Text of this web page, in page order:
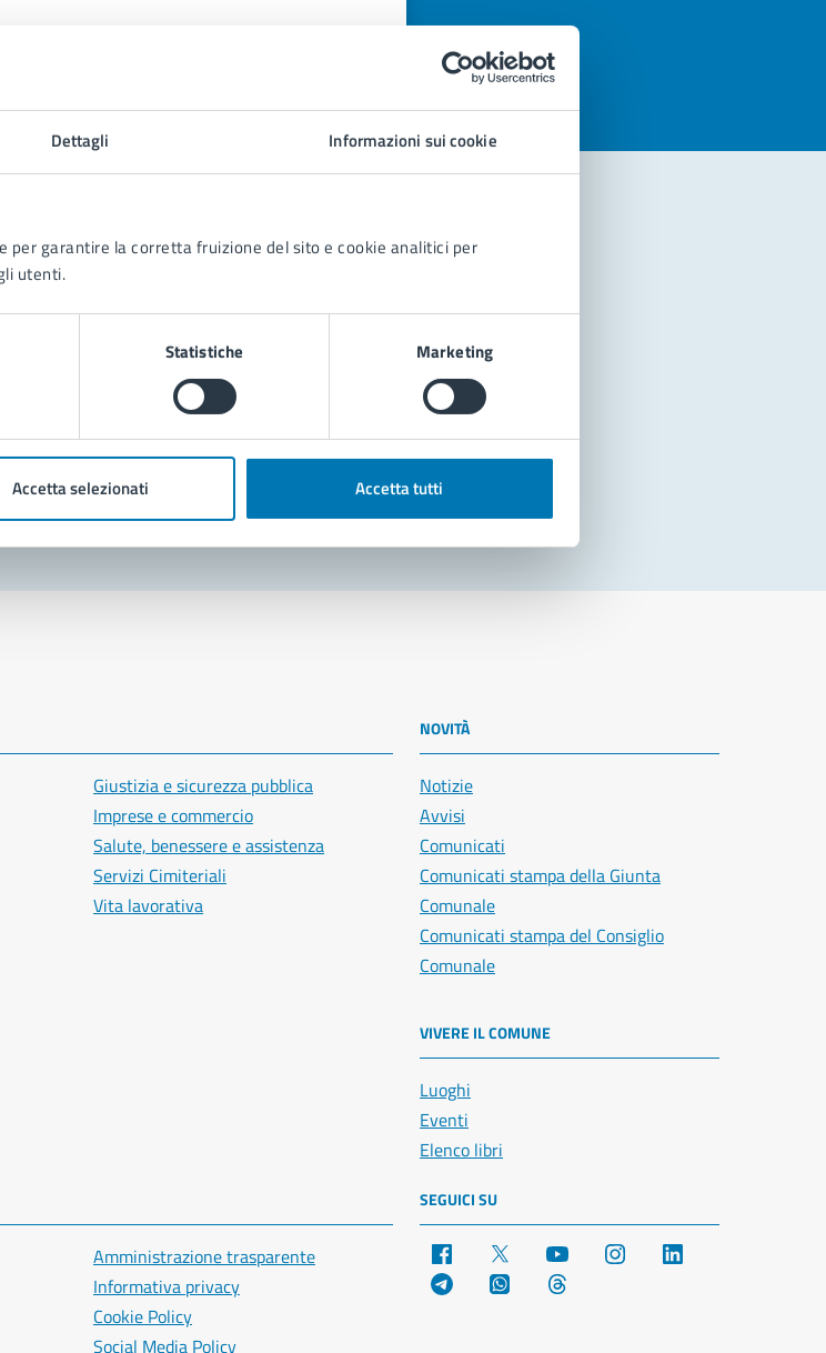
Dettagli Informazioni sui cookie
per garantire la corretta fruizione del sito e cookie analitici per
utenti.
Statistiche Marketing
Accetta selezionati Accetta tutti
a 5 stelle)
per valutare la chiarezza delle informazioni
Giustizia e sicurezza pubblica
Imprese e commercio
Salute, benessere e assistenza
Servizi Cimiteriali
Vita lavorativa
NOVITÀ
Notizie
Avvisi
Comunicati
Comunicati stampa della Giunta
Comunale
Comunicati stampa del Consiglio
Comunale
VIVERE IL COMUNE
Luoghi
Eventi
Elenco libri
Amministrazione trasparente
Informativa privacy
Cookie Policy
Social Media Policy
SEGUICI SU
Facebook YouTube Instagram
Telegram WhatsApp